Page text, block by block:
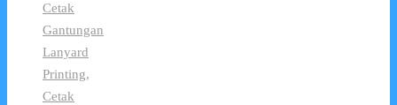
Cetak
Gantungan
Lanyard
Printing,
Cetak